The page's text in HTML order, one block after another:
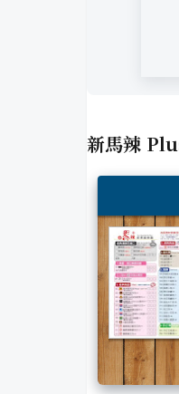
新馬辣